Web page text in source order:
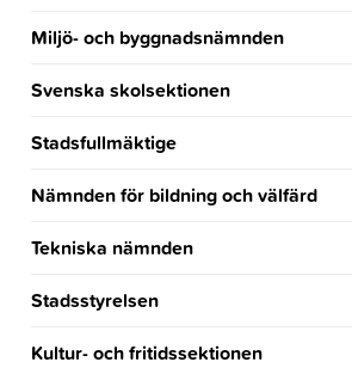
Miljö- och byggnadsnämnden
Svenska skolsektionen
Stadsfullmäktige
Nämnden för bildning och välfärd
Tekniska nämnden
Stadsstyrelsen
Kultur- och fritidssektionen